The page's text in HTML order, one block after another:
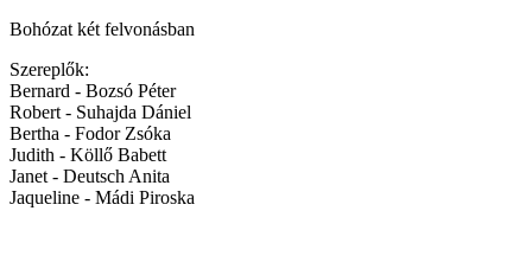
Bohózat két felvonásban
Szereplők:
Bernard - Bozsó Péter
Robert - Suhajda Dániel
Bertha - Fodor Zsóka
Judith - Köllő Babett
Janet - Deutsch Anita
Jaqueline - Mádi Piroska